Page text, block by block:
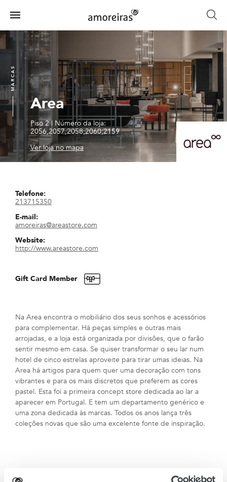
main
content
Home
Menu
Area
Piso 2| Número da loja:
2056,2057,2058,2060,2159
Ver loja no mapa
MARCAS
Telefone:
213715350
E-mail:
amoreiras@areastore.com
Website:
http://www.areastore.com
Gift Card Member
Na Area encontra o mobiliário dos seus sonhos e acessórios
para complementar. Há peças simples e outras mais
arrojadas, e a loja está organizada por divisões, que o farão
sentir mesmo em casa. Se quiser transformar o seu lar num
hotel de cinco estrelas aproveite para tirar umas ideias. Na
Area há artigos para quem quer uma decoração com tons
vibrantes e para os mais discretos que preferem as cores
pastel. Esta foi a primeira concept store dedicada ao lar a
aparecer em Portugal. E tem um departamento genérico e
uma zona dedicada às marcas. Todos os anos lança três
coleções novas que são uma excelente fonte de inspiração.